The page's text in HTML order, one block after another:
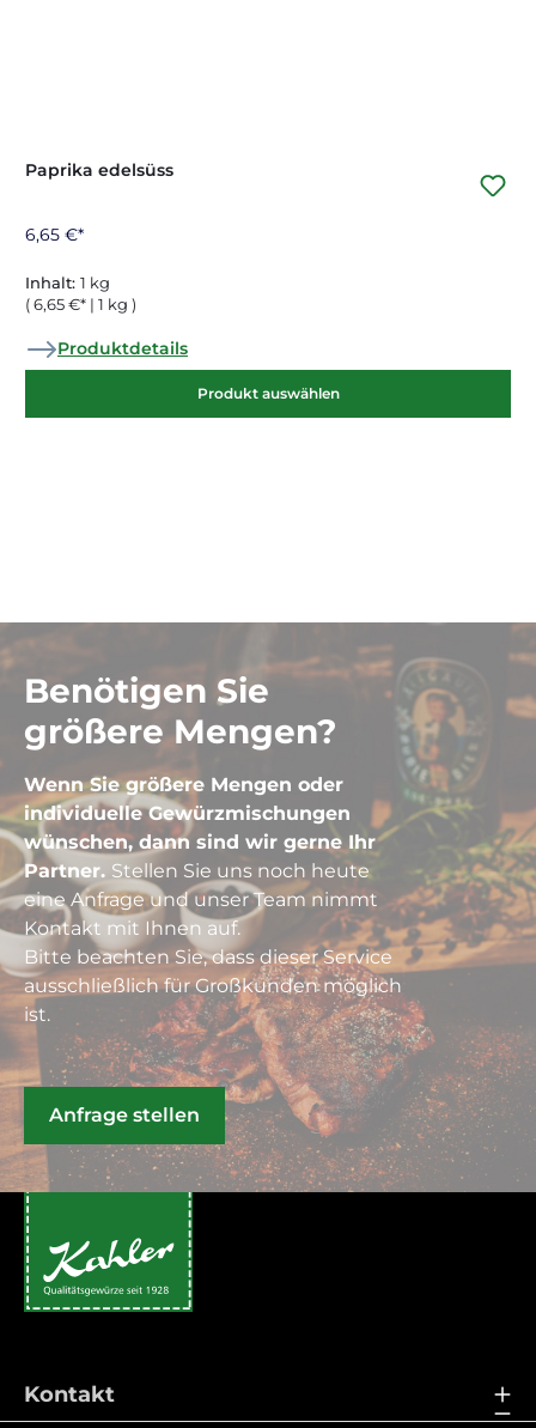
Paprika edelsüss
6,65 €*
Inhalt: 1 kg
( 6,65 €* | 1 kg )
Produktdetails
Produkt auswählen
Benötigen Sie
größere Mengen?
Wenn Sie größere Mengen oder
individuelle Gewürzmischungen
wünschen, dann sind wir gerne Ihr
Partner. Stellen Sie uns noch heute
eine Anfrage und unser Team nimmt
Kontakt mit Ihnen auf.
Bitte beachten Sie, dass dieser Service
ausschließlich für Großkunden möglich
ist.
Anfrage stellen
Kontakt